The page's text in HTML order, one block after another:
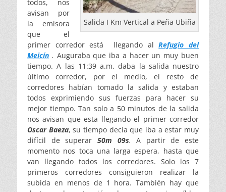
Salida I Km Vertical a Peña Ubiña
todos, nos
avisan por
la emisora
que el
primer corredor está llegando alRefugio del
Meicín . Auguraba que iba a hacer un muy buen
tiempo. A las 11:39 a.m. daba la salida nuestro
último corredor, por el medio, el resto de
corredores habían tomado la salida y estaban
todos exprimiendo sus fuerzas para hacer su
mejor tiempo. Tan solo a 50 minutos de la salida
nos avisan que esta llegando el primer corredor
Oscar Baeza, su tiempo decía que iba a estar muy
difícil de superar 50m 09s. A partir de este
momento nos toca una larga espera, hasta que
van llegando todos los corredores. Solo los 7
primeros corredores consiguieron realizar la
subida en menos de 1 hora. También hay que